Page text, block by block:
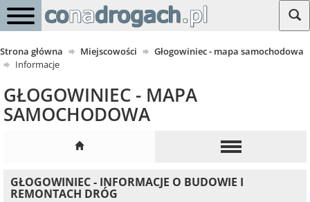
Strona główna Miejscowości
Głogowiniec - mapa samochodowa
Informacje
GŁOGOWINIEC - MAPA
SAMOCHODOWA
GŁOGOWINIEC - INFORMACJE O BUDOWIE I
REMONTACH DRÓG